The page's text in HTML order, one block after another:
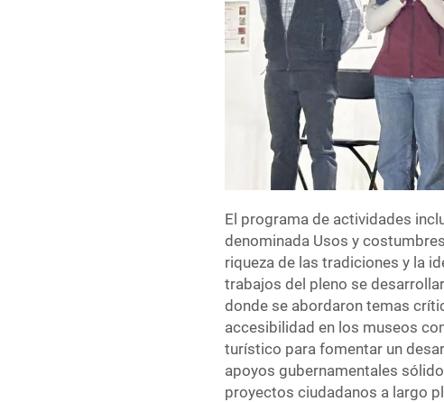
El programa de actividades
denominada Usos y
riqueza de las tradiciones y la
trabajos del pleno se
donde se abordaron temas
accesibilidad en los museos
turístico para fomentar un
apoyos gubernamentales
proyectos ciudadanos a largo